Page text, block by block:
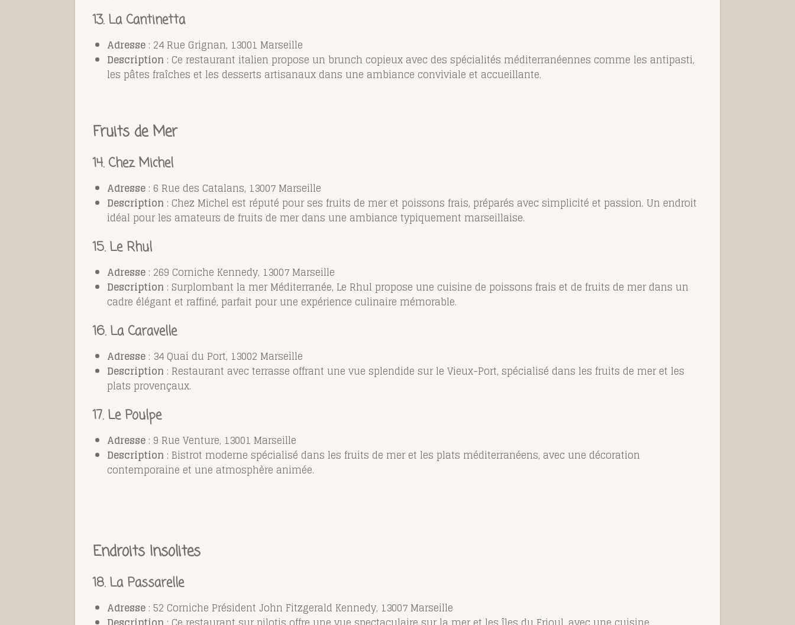
13. La Cantinetta
Adresse : 24 Rue Grignan, 13001 Marseille
Description : Ce restaurant italien propose un brunch copieux avec des spécialités méditerranéennes comme les antipasti,
les pâtes fraîches et les desserts artisanaux dans une ambiance conviviale et accueillante.
Fruits de Mer
14. Chez Michel
Adresse : 6 Rue des Catalans, 13007 Marseille
Description : Chez Michel est réputé pour ses fruits de mer et poissons frais, préparés avec simplicité et passion. Un endroit
idéal pour les amateurs de fruits de mer dans une ambiance typiquement marseillaise.
15. Le Rhul
Adresse : 269 Corniche Kennedy, 13007 Marseille
Description : Surplombant la mer Méditerranée, Le Rhul propose une cuisine de poissons frais et de fruits de mer dans un
cadre élégant et raffiné, parfait pour une expérience culinaire mémorable.
16. La Caravelle
Adresse : 34 Quai du Port, 13002 Marseille
Description : Restaurant avec terrasse offrant une vue splendide sur le Vieux-Port, spécialisé dans les fruits de mer et les
plats provençaux.
17. Le Poulpe
Adresse : 9 Rue Venture, 13001 Marseille
Description : Bistrot moderne spécialisé dans les fruits de mer et les plats méditerranéens, avec une décoration
contemporaine et une atmosphère animée.
Endroits Insolites
18. La Passarelle
Adresse : 52 Corniche Président John Fitzgerald Kennedy, 13007 Marseille